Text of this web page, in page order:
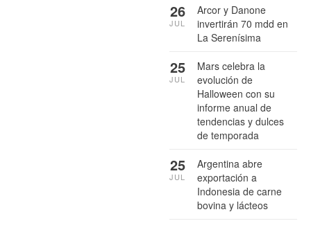
Arcor y Danone
invertirán 70 mdd en
La Serenísima
26
JUL
Mars celebra la
evolución de
Halloween con su
informe anual de
tendencias y dulces
de temporada
25
JUL
Argentina abre
exportación a
Indonesia de carne
bovina y lácteos
25
JUL